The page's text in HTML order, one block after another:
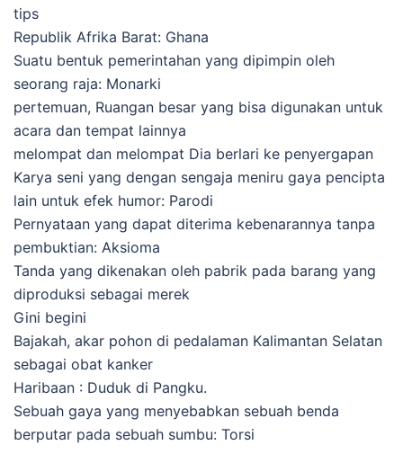
tips
Republik Afrika Barat: Ghana
Suatu bentuk pemerintahan yang dipimpin oleh
seorang raja: Monarki
pertemuan, Ruangan besar yang bisa digunakan untuk
acara dan tempat lainnya
melompat dan melompat Dia berlari ke penyergapan
Karya seni yang dengan sengaja meniru gaya pencipta
lain untuk efek humor: Parodi
Pernyataan yang dapat diterima kebenarannya tanpa
pembuktian: Aksioma
Tanda yang dikenakan oleh pabrik pada barang yang
diproduksi sebagai merek
Gini begini
Bajakah, akar pohon di pedalaman Kalimantan Selatan
sebagai obat kanker
Haribaan : Duduk di Pangku.
Sebuah gaya yang menyebabkan sebuah benda
berputar pada sebuah sumbu: Torsi